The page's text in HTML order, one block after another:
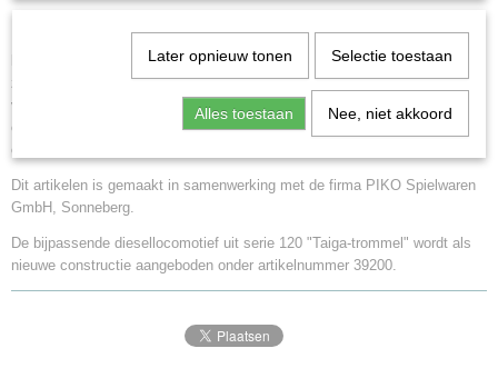
Gedetailleerde uitvoering met afzonderlijk gemonteerde details,
zoals gemonteerde eindbordessen. Alle kalkkuipwagens met
verschillende bedrijfsnummers. Wagens afzonderlijk verpakt, met extra
omverpakking. Lengte over de buffers per wagen 14 cm. Totale lengte
over de buffers ca. 42,5 cm.
Dit artikelen is gemaakt in samenwerking met de firma PIKO Spielwaren
GmbH, Sonneberg.
De bijpassende diesellocomotief uit serie 120 "Taiga-trommel" wordt als
nieuwe constructie aangeboden onder artikelnummer 39200.
Later opnieuw tonen Selectie toestaan
Alles toestaan Nee, niet akkoord